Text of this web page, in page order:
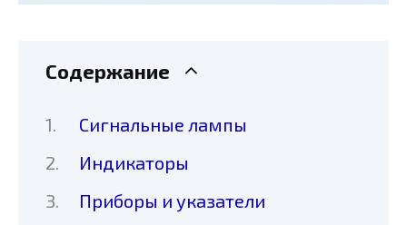
Содержание
Сигнальные лампы
Индикаторы
Приборы и указатели